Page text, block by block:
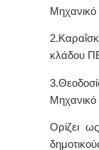
κλάδου
Ορίζει